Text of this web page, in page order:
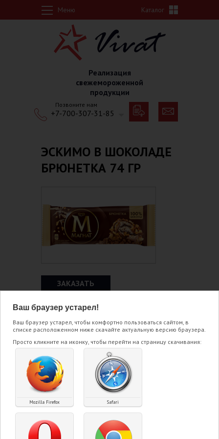
Перейти к основному содержанию
Меню Каталог
Реализация
свежемороженной
продукции
Позвоните нам
+7-700-307-31-85
ЭСКИМО В ШОКОЛАДЕ
БРЮНЕТКА 74 ГР
ЗАКАЗАТЬ
О ТОВАРЕ:
Мороженое эскимо сливочное с
ароматом грецкого ореха с
шоколадным наполнителем в
молочном шоколаде с орехом
кешью и кукурузными хлопьями
Магнат Брюнетка.
Состав:
Ваш браузер устарел!
Ваш браузер устарел, чтобы комфортно пользоваться сайтом, в
списке расположенном ниже скачайте актуальную версию браузера.
Просто кликните на иконку, чтобы перейти на страницу скачивания:
Mozilla Firefox Safari